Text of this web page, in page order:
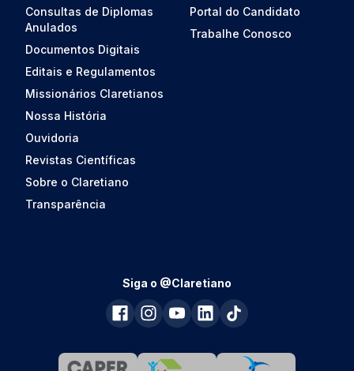
Consultas de Diplomas
Anulados
Documentos Digitais
Editais e Regulamentos
Missionários Claretianos
Nossa História
Ouvidoria
Revistas Científicas
Sobre o Claretiano
Transparência
Portal do Candidato
Trabalhe Conosco
Siga o @Claretiano